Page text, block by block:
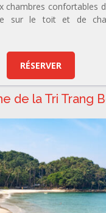
chambres confortables
sur le toit et de
RÉSERVER
de la Tri Trang